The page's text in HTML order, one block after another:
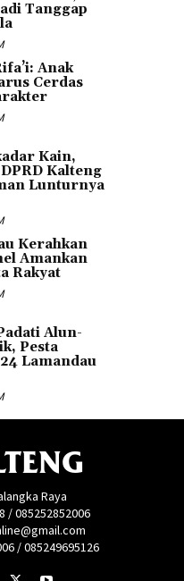
Tanggap
Anak
Cerdas
Kain,
Kalteng
Lunturnya
Kerahkan
Amankan
Rakyat
Alun-
Pesta
Lamandau
Raya
/ 085252852006
/ 085249695126